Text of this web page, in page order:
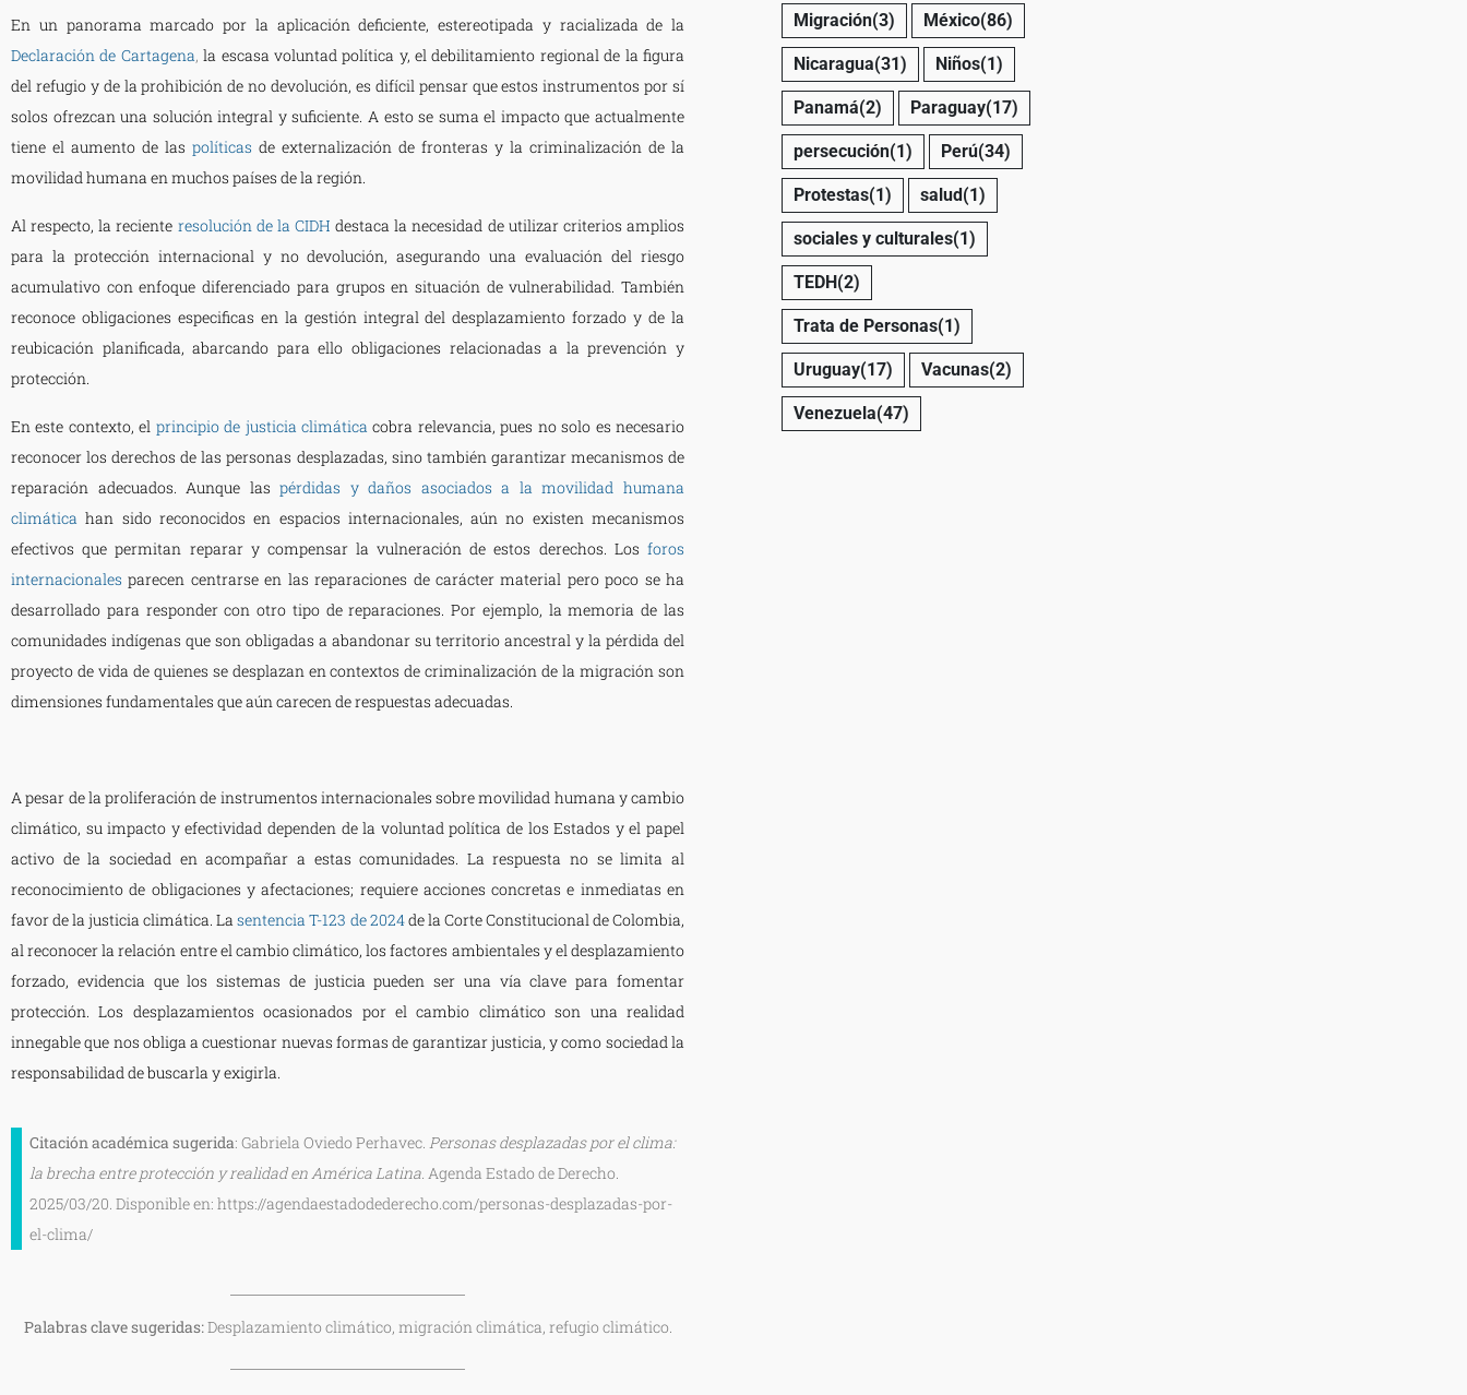
En un panorama marcado por la aplicación deficiente, estereotipada y racializada de la
Declaración de Cartagena, la escasa voluntad política y, el debilitamiento regional de la figura
del refugio y de la prohibición de no devolución, es difícil pensar que estos instrumentos por sí
solos ofrezcan una solución integral y suficiente. A esto se suma el impacto que actualmente
tiene el aumento de las políticas de externalización de fronteras y la criminalización de la
movilidad humana en muchos países de la región.
Al respecto, la reciente resolución de la CIDH destaca la necesidad de utilizar criterios amplios
para la protección internacional y no devolución, asegurando una evaluación del riesgo
acumulativo con enfoque diferenciado para grupos en situación de vulnerabilidad. También
reconoce obligaciones especificas en la gestión integral del desplazamiento forzado y de la
reubicación planificada, abarcando para ello obligaciones relacionadas a la prevención y
protección.
En este contexto, el principio de justicia climática cobra relevancia, pues no solo es necesario
reconocer los derechos de las personas desplazadas, sino también garantizar mecanismos de
reparación adecuados. Aunque las pérdidas y daños asociados a la movilidad humana
climática han sido reconocidos en espacios internacionales, aún no existen mecanismos
efectivos que permitan reparar y compensar la vulneración de estos derechos. Los foros
internacionales parecen centrarse en las reparaciones de carácter material pero poco se ha
desarrollado para responder con otro tipo de reparaciones. Por ejemplo, la memoria de las
comunidades indígenas que son obligadas a abandonar su territorio ancestral y la pérdida del
proyecto de vida de quienes se desplazan en contextos de criminalización de la migración son
dimensiones fundamentales que aún carecen de respuestas adecuadas.
A pesar de la proliferación de instrumentos internacionales sobre movilidad humana y cambio
climático, su impacto y efectividad dependen de la voluntad política de los Estados y el papel
activo de la sociedad en acompañar a estas comunidades. La respuesta no se limita al
reconocimiento de obligaciones y afectaciones; requiere acciones concretas e inmediatas en
favor de la justicia climática. La sentencia T-123 de 2024de la Corte Constitucional de Colombia,
al reconocer la relación entre el cambio climático, los factores ambientales y el desplazamiento
forzado, evidencia que los sistemas de justicia pueden ser una vía clave para fomentar
protección. Los desplazamientos ocasionados por el cambio climático son una realidad
innegable que nos obliga a cuestionar nuevas formas de garantizar justicia, y como sociedad la
responsabilidad de buscarla y exigirla.
Citación académica sugerida: Gabriela Oviedo Perhavec. Personas desplazadas por el clima:
la brecha entre protección y realidad en América Latina. Agenda Estado de Derecho.
2025/03/20. Disponible en: https://agendaestadodederecho.com/personas-desplazadas-por-
el-clima/
Palabras clave sugeridas:Desplazamiento climático, migración climática, refugio climático.
Migración(3) México(86)
Nicaragua(31) Niños(1)
Panamá(2) Paraguay(17)
persecución(1) Perú(34)
Protestas(1) salud(1)
sociales y culturales(1)
TEDH(2)
Trata de Personas(1)
Uruguay(17) Vacunas(2)
Venezuela(47)